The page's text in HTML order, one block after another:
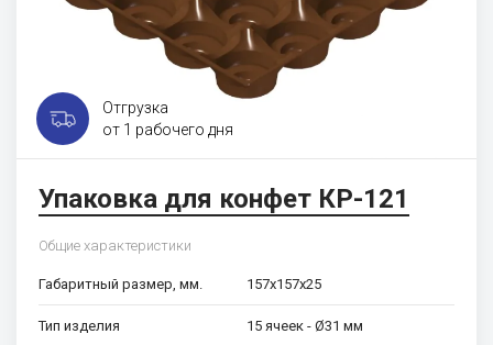
Отгрузка
от 1 рабочего дня
Упаковка для конфет КР-121
Общие характеристики
Габаритный размер, мм. 157х157х25
Тип изделия 15 ячеек - Ø31 мм